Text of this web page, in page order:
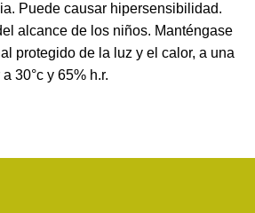
Puede causar hipersensibilidad.
alcance de los niños. Manténgase
protegido de la luz y el calor, a una
30°c y 65% h.r.